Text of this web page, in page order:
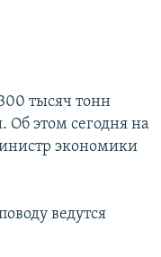
тысяч тонн
этом сегодня на
экономики
ведутся